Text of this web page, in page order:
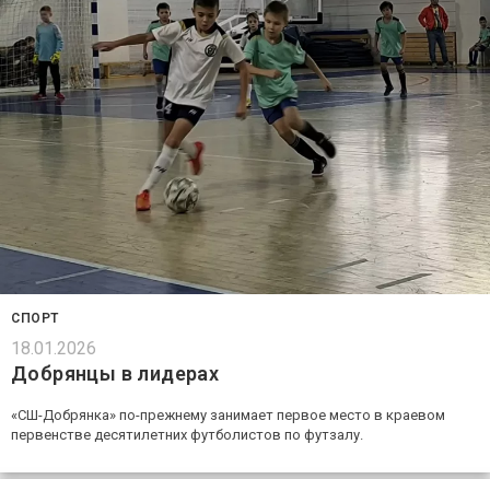
СПОРТ
18.01.2026
Добрянцы в лидерах
«СШ-Добрянка» по-прежнему занимает первое место в краевом
первенстве десятилетних футболистов по футзалу.